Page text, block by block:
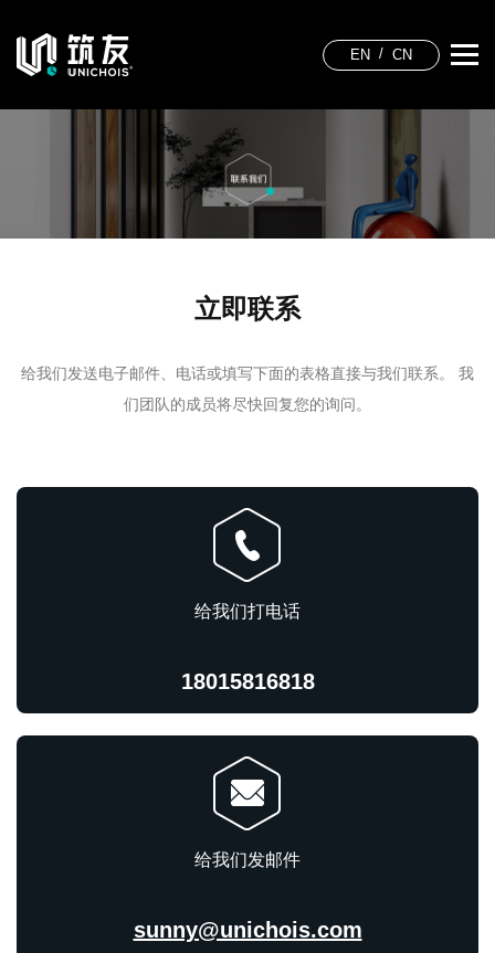
EN CN
立即联系
给我们发送电子邮件、电话或填写下面的表格直接与我们联系。 我
们团队的成员将尽快回复您的询问。
给我们打电话
18015816818
给我们发邮件
sunny@unichois.com